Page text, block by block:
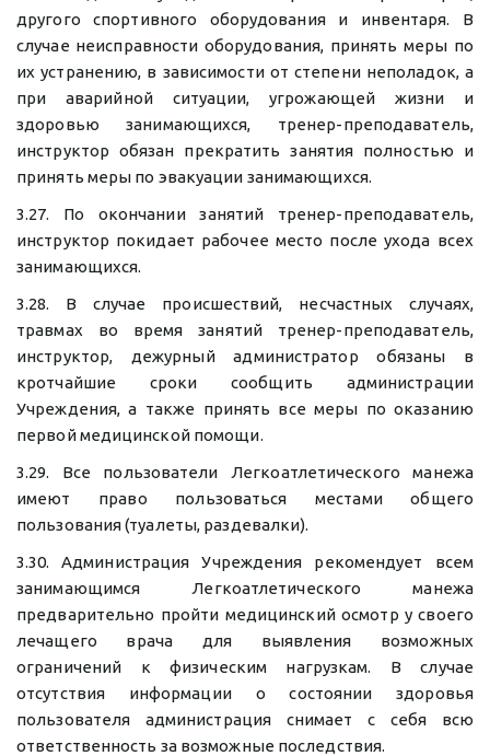
другого спортивного оборудования и инвентаря. В
случае неисправности оборудования, принять меры по
их устранению, в зависимости от степени неполадок, а
при аварийной ситуации, угрожающей жизни и
здоровью занимающихся, тренер-преподаватель,
инструктор обязан прекратить занятия полностью и
принять меры по эвакуации занимающихся.
3.27. По окончании занятий тренер-преподаватель,
инструктор покидает рабочее место после ухода всех
занимающихся.
3.28. В случае происшествий, несчастных случаях,
травмах во время занятий тренер-преподаватель,
инструктор, дежурный администратор обязаны в
кротчайшие сроки сообщить администрации
Учреждения, а также принять все меры по оказанию
первой медицинской помощи.
3.29. Все пользователи Легкоатлетического манежа
имеют право пользоваться местами общего
пользования (туалеты, раздевалки).
3.30. Администрация Учреждения рекомендует всем
занимающимся Легкоатлетического манежа
предварительно пройти медицинский осмотр у своего
лечащего врача для выявления возможных
ограничений к физическим нагрузкам. В случае
отсутствия информации о состоянии здоровья
пользователя администрация снимает с себя всю
ответственность за возможные последствия.